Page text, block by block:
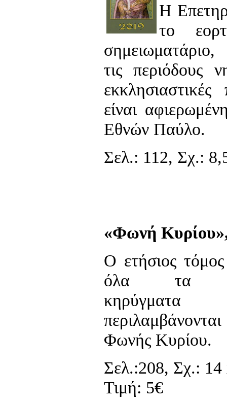
Η
το
τις περιόδους
είναι
Εθνών Παύλο.
Σελ.: 112, Σχ.:
«Φωνή
Ο ετήσιος
όλα τα
Φωνής Κυρίου.
Σελ.:208, Σχ.: 14
Τιμή: 5€